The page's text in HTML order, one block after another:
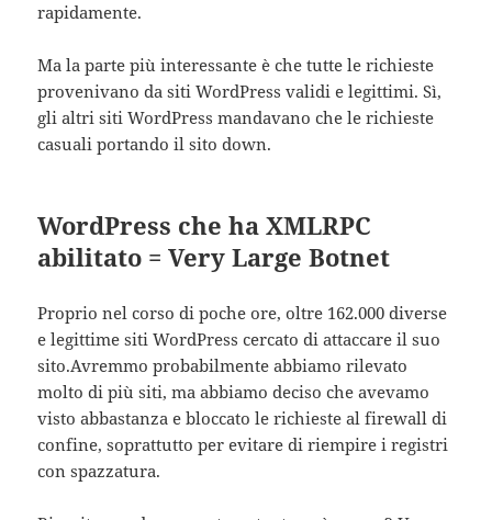
rapidamente.
Ma la parte più interessante è che tutte le richieste
provenivano da siti WordPress validi e legittimi. Sì,
gli altri siti WordPress mandavano che le richieste
casuali portando il sito down.
WordPress che ha XMLRPC
abilitato = Very Large Botnet
Proprio nel corso di poche ore, oltre 162.000 diverse
e legittime siti WordPress cercato di attaccare il suo
sito.Avremmo probabilmente abbiamo rilevato
molto di più siti, ma abbiamo deciso che avevamo
visto abbastanza e bloccato le richieste al firewall di
confine, soprattutto per evitare di riempire i registri
con spazzatura.